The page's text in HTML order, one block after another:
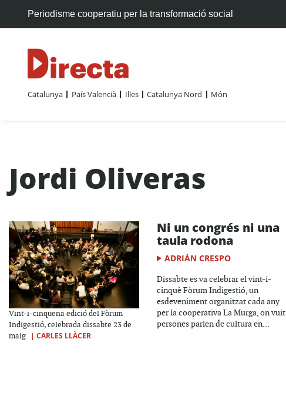
Periodisme cooperatiu per la transformació social
Catalunya País Valencià Illes Catalunya Nord Món
Jordi Oliveras
Vint-i-cinquena edició del Fòrum
Indigestió, celebrada dissabte 23 de
maig
| CARLES LLÀCER
Ni un congrés ni una
taula rodona
ADRIÁN CRESPO
Dissabte es va celebrar el vint-i-
cinquè Fòrum Indigestió, un
esdeveniment organitzat cada any
per la cooperativa La Murga, on vuit
persones parlen de cultura en...